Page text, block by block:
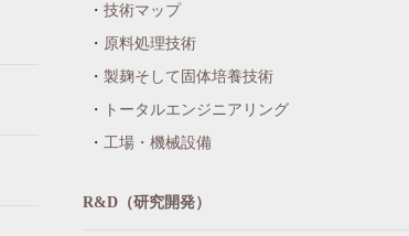
技術マップ
原料処理技術
製麹そして固体培養技術
トータルエンジニアリング
工場・機械設備
R&D（研究開発）